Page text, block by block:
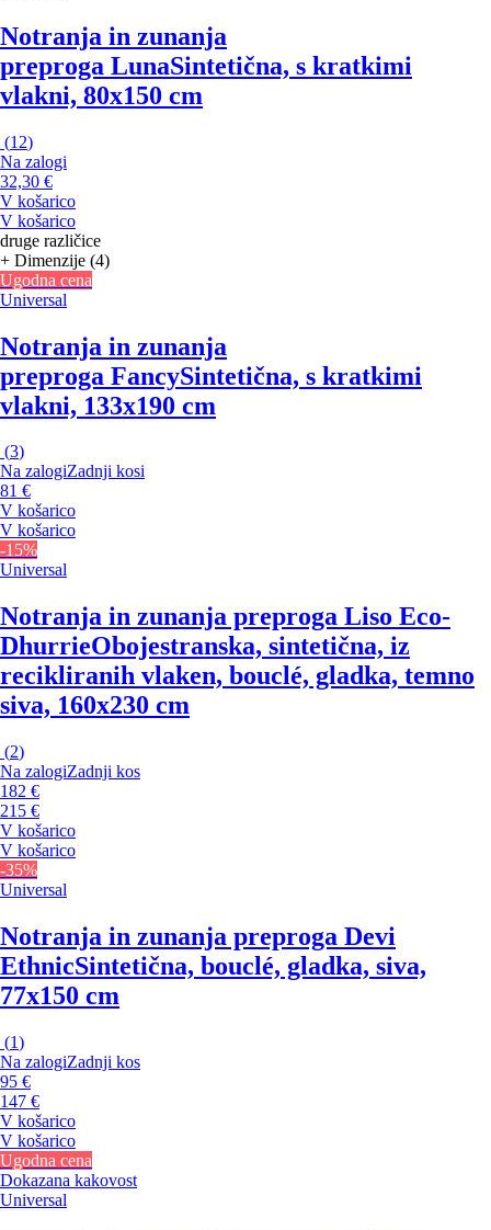
Notranja in zunanja
preproga LunaSintetična, s kratkimi
vlakni, 80x150 cm
(12)
Na zalogi
32,30 €
V košarico
V košarico
druge različice
+ Dimenzije (4)
Ugodna cena
Universal
Notranja in zunanja
preproga FancySintetična, s kratkimi
vlakni, 133x190 cm
(3)
Na zalogiZadnji kosi
81 €
V košarico
V košarico
-15%
Universal
Notranja in zunanja preproga Liso Eco-
DhurrieObojestranska, sintetična, iz
recikliranih vlaken, bouclé, gladka, temno
siva, 160x230 cm
(2)
Na zalogiZadnji kos
182 €
215 €
V košarico
V košarico
-35%
Universal
Notranja in zunanja preproga Devi
EthnicSintetična, bouclé, gladka, siva,
77x150 cm
(1)
Na zalogiZadnji kos
95 €
147 €
V košarico
V košarico
Ugodna cena
Dokazana kakovost
Universal